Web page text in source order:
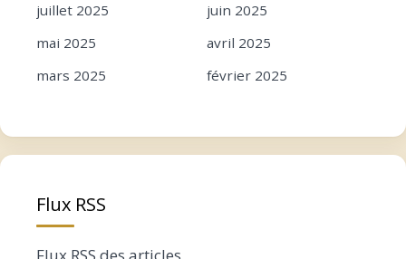
juillet 2025
juin 2025
mai 2025
avril 2025
mars 2025
février 2025
novembre 2024
octobre 2024
juillet 2024
Flux RSS